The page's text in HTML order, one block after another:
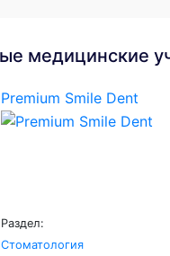
медицинские
Premium Smile Dent
Раздел:
Стоматология